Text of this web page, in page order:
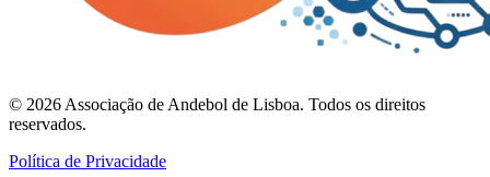
© 2026 Associação de Andebol de Lisboa. Todos os direitos
reservados.
Política de Privacidade